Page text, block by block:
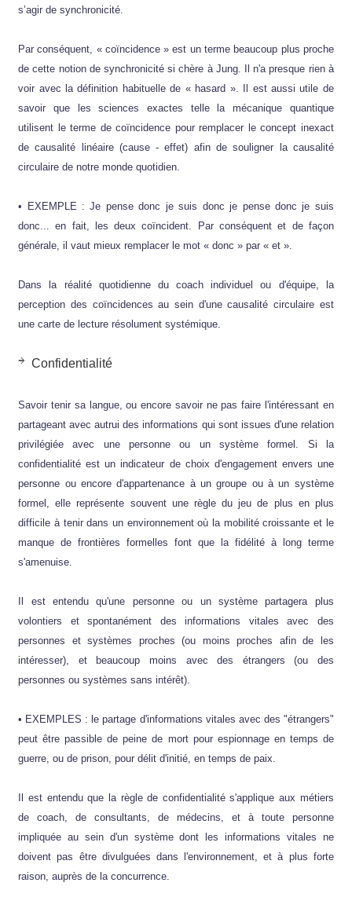
s’agir de synchronicité.
Par conséquent, « coïncidence » est un terme beaucoup plus proche
de cette notion de synchronicité si chère à Jung. Il n'a presque rien à
voir avec la définition habituelle de « hasard ». Il est aussi utile de
savoir que les sciences exactes telle la mécanique quantique
utilisent le terme de coïncidence pour remplacer le concept inexact
de causalité linéaire (cause - effet) afin de souligner la causalité
circulaire de notre monde quotidien.
• EXEMPLE : Je pense donc je suis donc je pense donc je suis
donc... en fait, les deux coïncident. Par conséquent et de façon
générale, il vaut mieux remplacer le mot « donc » par « et ».
Dans la réalité quotidienne du coach individuel ou d'équipe, la
perception des coïncidences au sein d'une causalité circulaire est
une carte de lecture résolument systémique.
Confidentialité
Savoir tenir sa langue, ou encore savoir ne pas faire l'intéressant en
partageant avec autrui des informations qui sont issues d'une relation
privilégiée avec une personne ou un système formel. Si la
confidentialité est un indicateur de choix d'engagement envers une
personne ou encore d'appartenance à un groupe ou à un système
formel, elle représente souvent une règle du jeu de plus en plus
difficile à tenir dans un environnement où la mobilité croissante et le
manque de frontières formelles font que la fidélité à long terme
s'amenuise.
Il est entendu qu'une personne ou un système partagera plus
volontiers et spontanément des informations vitales avec des
personnes et systèmes proches (ou moins proches afin de les
intéresser), et beaucoup moins avec des étrangers (ou des
personnes ou systèmes sans intérêt).
• EXEMPLES : le partage d'informations vitales avec des "étrangers"
peut être passible de peine de mort pour espionnage en temps de
guerre, ou de prison, pour délit d'initié, en temps de paix.
Il est entendu que la règle de confidentialité s'applique aux métiers
de coach, de consultants, de médecins, et à toute personne
impliquée au sein d'un système dont les informations vitales ne
doivent pas être divulguées dans l'environnement, et à plus forte
raison, auprès de la concurrence.